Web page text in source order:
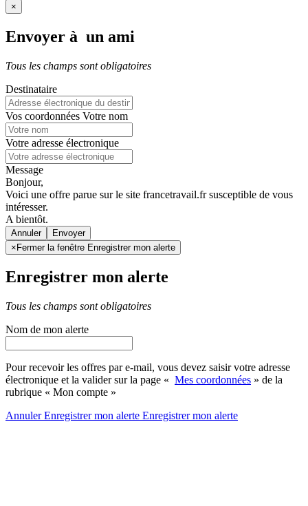
×
Envoyer à un ami
Tous les champs sont obligatoires
Destinataire
Vos coordonnées Votre nom
Votre adresse électronique
Message
Bonjour,
Voici une offre parue sur le site francetravail.fr susceptible de vous
intéresser.
A bientôt.
Annuler
×Fermer la fenêtre Enregistrer mon alerte
Enregistrer mon alerte
Tous les champs sont obligatoires
Nom de mon alerte
Pour recevoir les offres par e-mail, vous devez saisir votre adresse
électronique et la valider sur la page « Mes coordonnées » de la
rubrique « Mon compte »
AnnulerEnregistrer mon alerte Enregistrermon alerte